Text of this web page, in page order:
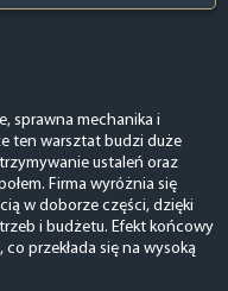
sprawna mechanika i
ten warsztat budzi duże
ustaleń oraz
Firma wyróżnia się
w doborze części, dzięki
i budżetu. Efekt końcowy
przekłada się na wysoką